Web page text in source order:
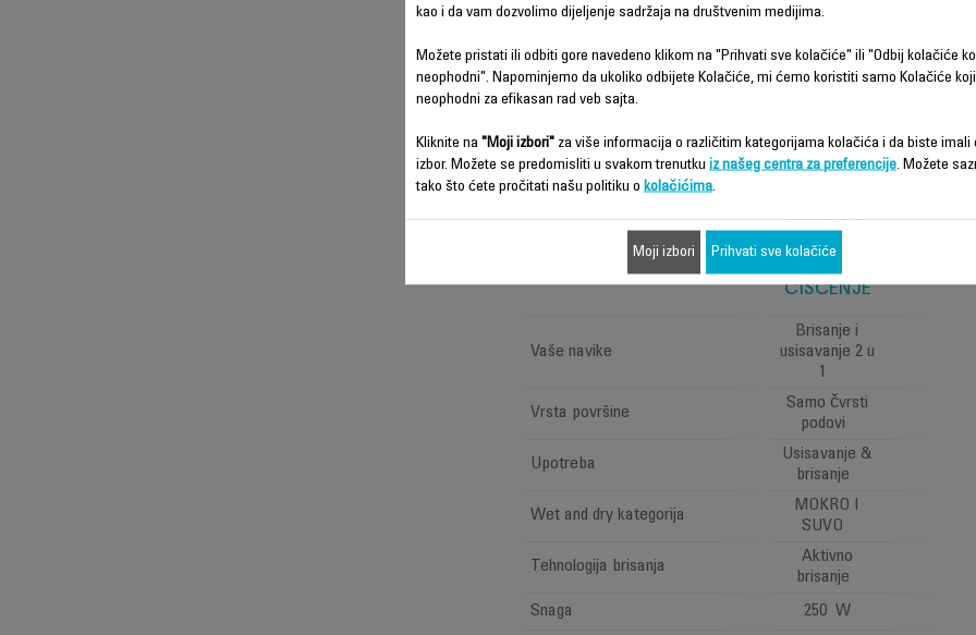
USISIVAČ,
ZA MOKRO
I SUVO
ČIŠĆENJE
Vaše navike
Brisanje i
usisavanje 2 u
1
Vrsta površine
Samo čvrsti
podovi
Upotreba
Usisavanje &
brisanje
Wet and dry kategorija
MOKRO I
SUVO
Tehnologija brisanja
Aktivno
brisanje
Snaga
250 W
kao i da vam dozvolimo dijeljenje sadržaja na društvenim medijima.
Možete pristati ili odbiti gore navedeno klikom na "Prihvati sve kolačiće" ili "Odbij kolačiće
neophodni". Napominjemo da ukoliko odbijete Kolačiće, mi ćemo koristiti samo Kolačiće
neophodni za efikasan rad veb sajta.
Kliknite na "Moji izbori" za više informacija o različitim kategorijama kolačića i da biste imali
izbor. Možete se predomisliti u svakom trenutku iz našeg centra za preferencije. Možete
tako što ćete pročitati našu politiku o kolačićima.
Moji izbori Prihvati sve kolačiće